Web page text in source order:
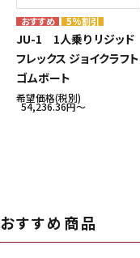
5%割引
JU-1 1人乗り リジッド
フレックス ジョイクラフト
ゴムボート
希望価格(税別)
54,236.36円〜
おすすめ商品